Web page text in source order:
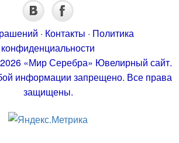
· Контакты · Политика
конфиденциальности
«Мир Серебра» Ювелирный сайт.
информации запрещено. Все права
защищены.